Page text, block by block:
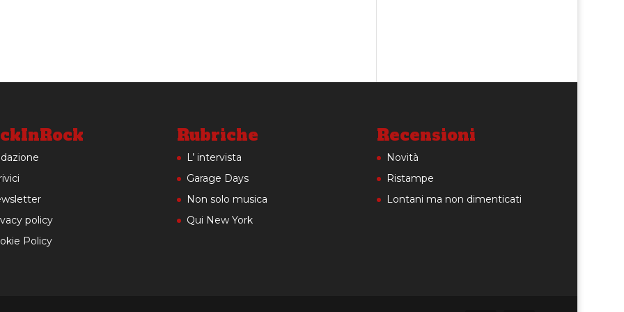
policy
Policy
Rubriche
L’ intervista
Garage Days
Non solo musica
Qui New York
Recensioni
Novità
Ristampe
Lontani ma non dimenticati